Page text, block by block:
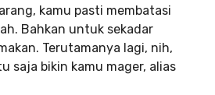
kamu pasti membatasi
Bahkan untuk sekadar
Terutamanya lagi, nih,
saja bikin kamu mager, alias